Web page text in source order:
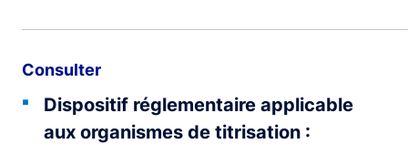
Consulter
Dispositif réglementaire applicable
aux organismes de titrisation :